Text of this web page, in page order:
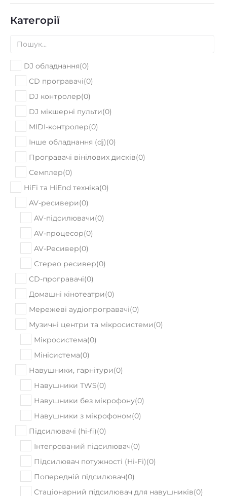
Категорії
DJ обладнання(0)
CD програвачі(0)
DJ контролер(0)
DJ мікшерні пульти(0)
MIDI-контролер(0)
Інше обладнання (dj)(0)
Програвачі вінілових дисків(0)
Семплер(0)
HiFi та HiEnd техніка(0)
AV-ресивери(0)
AV-підсилювачи(0)
AV-процесор(0)
AV-Ресивер(0)
Стерео ресивер(0)
CD-програвачі(0)
Домашні кінотеатри(0)
Мережеві аудіопрогравачі(0)
Музичні центри та мікросистеми(0)
Мікросистема(0)
Мінісистема(0)
Навушники, гарнітури(0)
Навушники TWS(0)
Навушники без мікрофону(0)
Навушники з мікрофоном(0)
Підсилювачі (hi-fi)(0)
Інтегрований підсилювач(0)
Підсилювач потужності (Hi-Fi)(0)
Попередній підсилювач(0)
Стаціонарний підсилювач для навушників(0)